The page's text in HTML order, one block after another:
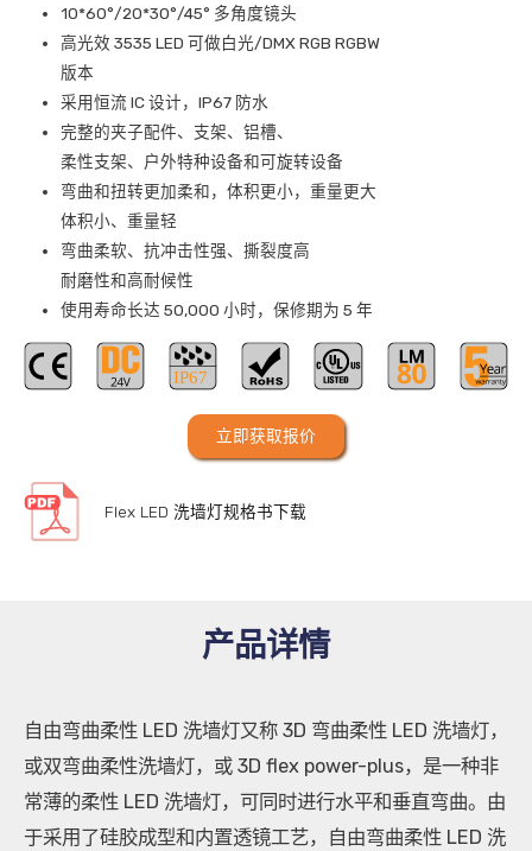
10*60°/20*30°/45° 多角度镜头
高光效 3535 LED 可做白光/DMX RGB RGBW
版本
采用恒流 lC 设计，IP67 防水
完整的夹子配件、支架、铝槽、
柔性支架、户外特种设备和可旋转设备
弯曲和扭转更加柔和，体积更小，重量更大
体积小、重量轻
弯曲柔软、抗冲击性强、撕裂度高
耐磨性和高耐候性
使用寿命长达 50,000 小时，保修期为 5 年
立即获取报价
Flex LED 洗墙灯规格书下载
产品详情
自由弯曲柔性 LED 洗墙灯又称 3D 弯曲柔性 LED 洗墙灯，
或双弯曲柔性洗墙灯，或 3D flex power-plus，是一种非
常薄的柔性 LED 洗墙灯，可同时进行水平和垂直弯曲。由
于采用了硅胶成型和内置透镜工艺，自由弯曲柔性 LED 洗